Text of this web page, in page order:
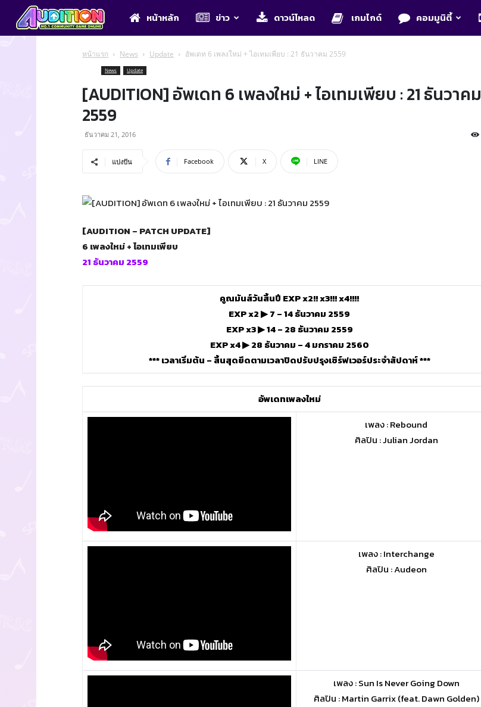
Auditionหน้าหลัก ข่าว ดาวน์โหลด เกมไกด์ คอมมูนิตี้
หน้าแรก News Update อัพเดท 6 เพลงใหม่ + ไอเทมเพียบ : 21 ธันวาคม 2559
News Update
[AUDITION] อัพเดท 6 เพลงใหม่ + ไอเทมเพียบ : 21 ธันวาคม
2559
ธันวาคม 21, 2016
แบ่งปัน Facebook X LINE
[AUDITION – PATCH UPDATE]
6 เพลงใหม่ + ไอเทมเพียบ
21 ธันวาคม 2559
คูณมันส์วันสิ้นปี EXP x2!! x3!!! x4!!!!
EXP x2 ▶ 7 – 14 ธันวาคม 2559
EXP x3 ▶ 14 – 28 ธันวาคม 2559
EXP x4 ▶ 28 ธันวาคม – 4 มกราคม 2560
*** เวลาเริ่มต้น – สิ้นสุดยึดตามเวลาปิดปรับปรุงเซิร์ฟเวอร์ประจำสัปดาห์ ***
อัพเดทเพลงใหม่
เพลง : Rebound
ศิลปิน : Julian Jordan
เพลง : Interchange
ศิลปิน : Audeon
เพลง : Sun Is Never Going Down
ศิลปิน : Martin Garrix (feat. Dawn Golden)